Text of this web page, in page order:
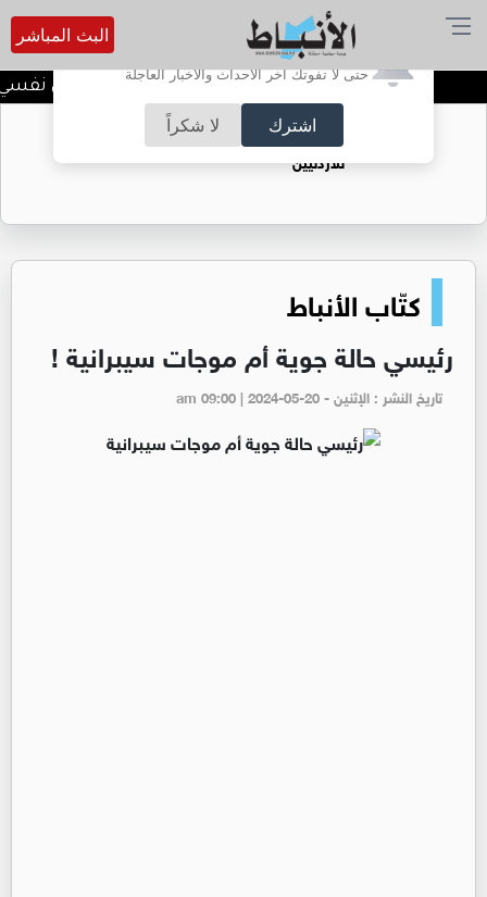
أترغب في تفعيل الإشعارات؟
حتى لا تفوتك آخر الأحداث والأخبار العاجلة
اشترك لا شكراً
البث المباشر
الضحك وقت الأزمات.. خلل نفسي
حقل الريشة حين يتحول الغاز إلى فرص عمل
للأردنيين
كتّاب الأنباط
رئيسي حالة جوية أم موجات سيبرانية !
تاريخ النشر : الإثنين - am 09:00 | 2024-05-20